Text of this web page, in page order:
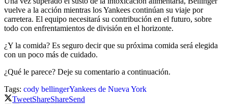
vuelve a la acción mientras los Yankees continúan su viaje por
carretera. El equipo necesitará su contribución en el futuro, sobre
todo con enfrentamientos de división en el horizonte.
¿Y la comida? Es seguro decir que su próxima comida será elegida
con un poco más de cuidado.
¿Qué le parece? Deje su comentario a continuación.
Tags: cody bellingerYankees de Nueva York
TweetShareShareSend